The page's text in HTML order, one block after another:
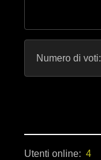
Numero di voti:
Utenti online: 4